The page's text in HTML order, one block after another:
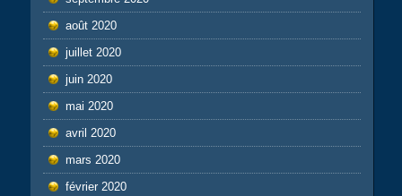
août 2020
juillet 2020
juin 2020
mai 2020
avril 2020
mars 2020
février 2020